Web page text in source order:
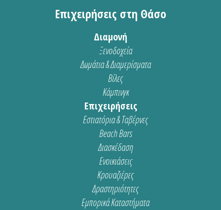
Επιχειρήσεις στη Θάσο
Διαμονή
Ξενοδοχεία
Δωμάτια & Διαμερίσματα
Βίλες
Κάμπινγκ
Επιχειρήσεις
Εστιατόρια & Ταβέρνες
Beach Bars
Διασκέδαση
Ενοικιάσεις
Κρουαζιέρες
Δραστηριότητες
Εμπορικά Καταστήματα